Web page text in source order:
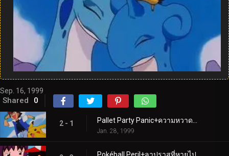
Sep. 16, 1999
Shared 0
2 - 1
Jan. 28, 1999